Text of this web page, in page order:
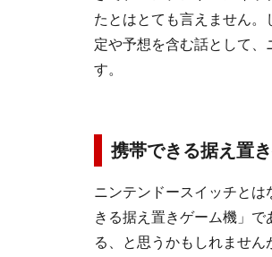
たとはとても言えません
定や予想を含む話として、
す。
携帯できる据え置
ニンテンドースイッチと
きる据え置きゲーム機」
る、と思うかもしれませ